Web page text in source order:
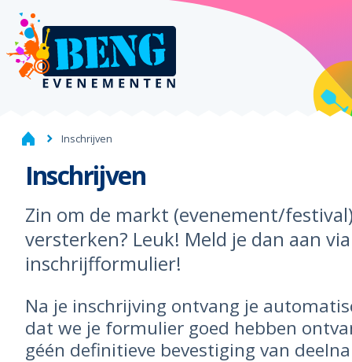
Inschrijven
Inschrijven
Zin om de markt (evenement/
versterken? Leuk! Meld je dan aan
inschrijfformulier!
Na je inschrijving ontvang je
dat we je formulier goed hebben
géén definitieve bevestiging van